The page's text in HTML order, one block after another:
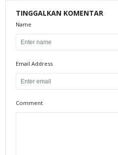
TINGGALKAN KOMENTAR
Name
Email Address
Comment